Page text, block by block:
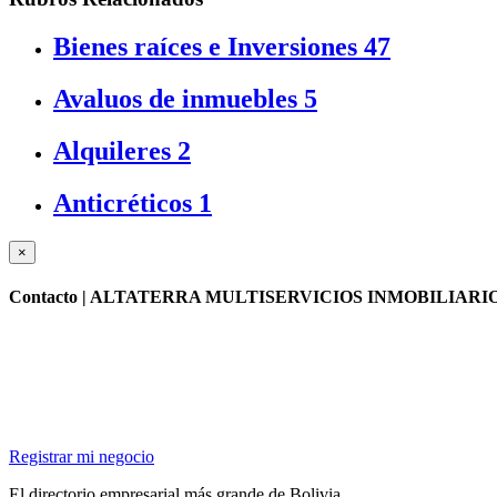
Bienes raíces e Inversiones 47
Avaluos de inmuebles 5
Alquileres 2
Anticréticos 1
×
Contacto | ALTATERRA MULTISERVICIOS
Registrar mi negocio